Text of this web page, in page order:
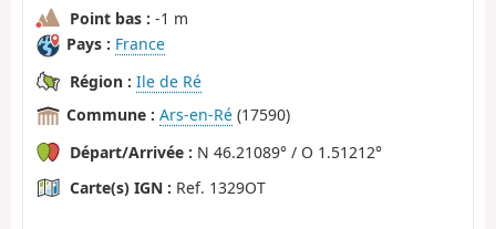
Point bas : -1 m
Pays : France
Région : Ile de Ré
Commune : Ars-en-Ré (17590)
Départ/Arrivée : N 46.21089° / O 1.51212°
Carte(s) IGN : Ref. 1329OT